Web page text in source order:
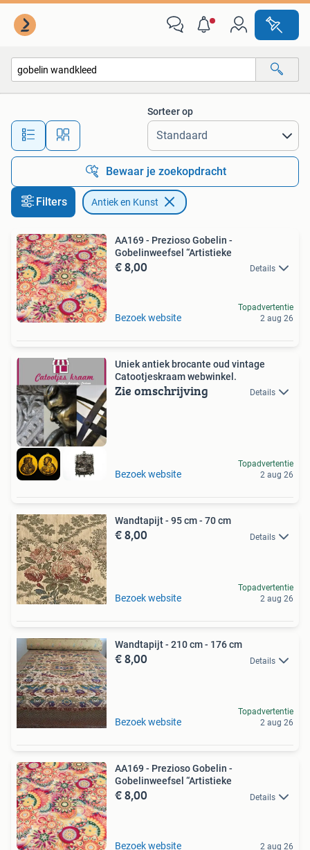
Alle afstanden…
Sorteer op
Bewaar je zoekopdracht
Filters Antiek en Kunst
AA169 - Prezioso Gobelin -
Gobelinweefsel “Artistieke
€ 8,00 Details
Bezoek website
Topadvertentie
2 aug 26
Uniek antiek brocante oud vintage
Catootjeskraam webwinkel.
Zie omschrijving Details
Bezoek website
Topadvertentie
2 aug 26
Wandtapijt - 95 cm - 70 cm
€ 8,00 Details
Bezoek website
Topadvertentie
2 aug 26
Wandtapijt - 210 cm - 176 cm
€ 8,00 Details
Bezoek website
Topadvertentie
2 aug 26
AA169 - Prezioso Gobelin -
Gobelinweefsel “Artistieke
€ 8,00 Details
Bezoek website 2 aug 26